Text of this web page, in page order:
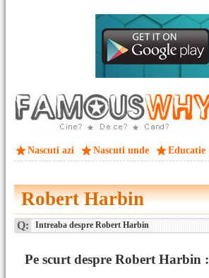
Nascuti azi Nascuti unde Educatie
Robert Harbin
Q: Intreaba despre Robert Harbin
Pe scurt despre Robert Harbin :